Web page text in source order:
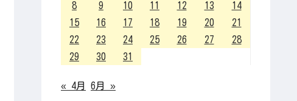
8
9 10 11 12 13
14
15
16 17 18 19 20
21
22
23 24 25 26 27
28
29
30 31
« 4月 6月 »